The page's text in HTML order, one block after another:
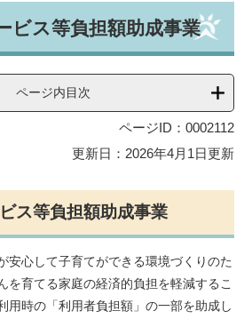
ビス等負担額助成事業
ページ内目次
ページID：0002112
更新日：2026年4月1日更新
ス等負担額助成事業
心して子育てができる環境づくりのた
を育てる家庭の経済的負担を軽減するこ
用時の「利用者負担額」の一部を助成し